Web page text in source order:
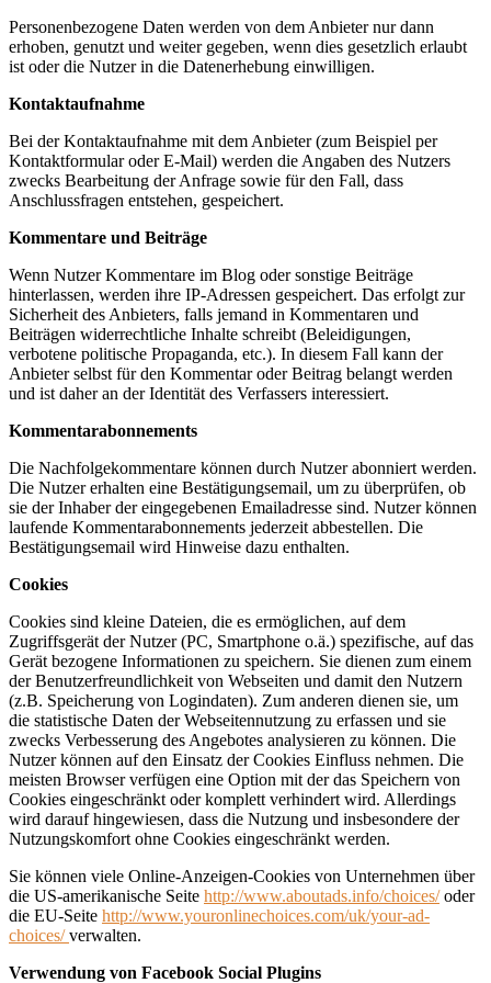
Personenbezogene Daten werden von dem Anbieter nur dann
erhoben, genutzt und weiter gegeben, wenn dies gesetzlich erlaubt
ist oder die Nutzer in die Datenerhebung einwilligen.
Kontaktaufnahme
Bei der Kontaktaufnahme mit dem Anbieter (zum Beispiel per
Kontaktformular oder E-Mail) werden die Angaben des Nutzers
zwecks Bearbeitung der Anfrage sowie für den Fall, dass
Anschlussfragen entstehen, gespeichert.
Kommentare und Beiträge
Wenn Nutzer Kommentare im Blog oder sonstige Beiträge
hinterlassen, werden ihre IP-Adressen gespeichert. Das erfolgt zur
Sicherheit des Anbieters, falls jemand in Kommentaren und
Beiträgen widerrechtliche Inhalte schreibt (Beleidigungen,
verbotene politische Propaganda, etc.). In diesem Fall kann der
Anbieter selbst für den Kommentar oder Beitrag belangt werden
und ist daher an der Identität des Verfassers interessiert.
Kommentarabonnements
Die Nachfolgekommentare können durch Nutzer abonniert werden.
Die Nutzer erhalten eine Bestätigungsemail, um zu überprüfen, ob
sie der Inhaber der eingegebenen Emailadresse sind. Nutzer können
laufende Kommentarabonnements jederzeit abbestellen. Die
Bestätigungsemail wird Hinweise dazu enthalten.
Cookies
Cookies sind kleine Dateien, die es ermöglichen, auf dem
Zugriffsgerät der Nutzer (PC, Smartphone o.ä.) spezifische, auf das
Gerät bezogene Informationen zu speichern. Sie dienen zum einem
der Benutzerfreundlichkeit von Webseiten und damit den Nutzern
(z.B. Speicherung von Logindaten). Zum anderen dienen sie, um
die statistische Daten der Webseitennutzung zu erfassen und sie
zwecks Verbesserung des Angebotes analysieren zu können. Die
Nutzer können auf den Einsatz der Cookies Einfluss nehmen. Die
meisten Browser verfügen eine Option mit der das Speichern von
Cookies eingeschränkt oder komplett verhindert wird. Allerdings
wird darauf hingewiesen, dass die Nutzung und insbesondere der
Nutzungskomfort ohne Cookies eingeschränkt werden.
Sie können viele Online-Anzeigen-Cookies von Unternehmen über
die US-amerikanische Seite http://www.aboutads.info/choices/oder
die EU-Seite http://www.youronlinechoices.com/uk/your-ad-
choices/verwalten.
Verwendung von Facebook Social Plugins